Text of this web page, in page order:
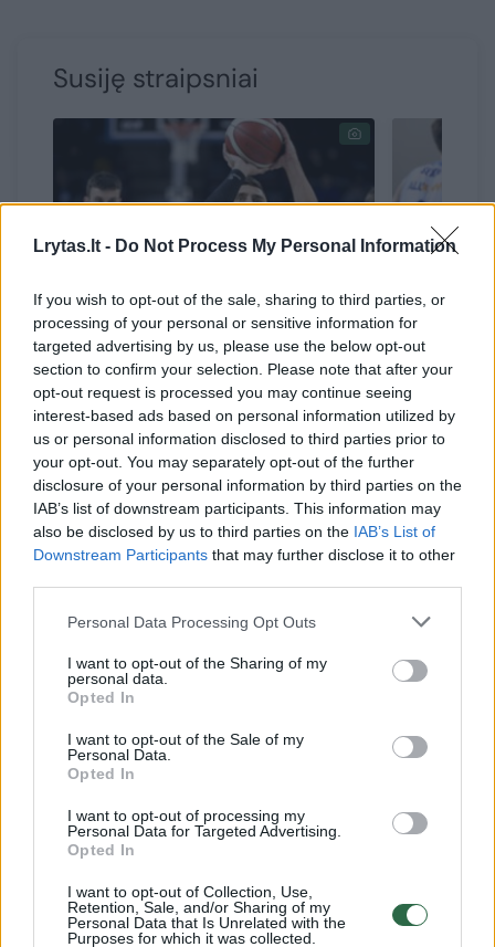
Lrytas.lt - Do Not Process My Personal Information
If you wish to opt-out of the sale, sharing to third parties, or
processing of your personal or sensitive information for
targeted advertising by us, please use the below opt-out
section to confirm your selection. Please note that after your
opt-out request is processed you may continue seeing
interest-based ads based on personal information utilized by
us or personal information disclosed to third parties prior to
your opt-out. You may separately opt-out of the further
disclosure of your personal information by third parties on the
IAB’s list of downstream participants. This information may
also be disclosed by us to third parties on the IAB’s List of
Downstream Participants that may further disclose it to other
Personal Data Processing Opt Outs
I want to opt-out of the Sharing of my
personal data.
Opted In
I want to opt-out of the Sale of my
Personal Data.
Opted In
I want to opt-out of processing my
Personal Data for Targeted Advertising.
Opted In
I want to opt-out of Collection, Use,
Retention, Sale, and/or Sharing of my
Personal Data that Is Unrelated with the
Purposes for which it was collected.
Susiję straipsniai
LKL klubų reitingas: kas buvo
geriausi, o kam sekėsi
prasčiausiai
„Jau kurį laiką stebime rinką, kadangi
matome, jog mūsų komandai reikalingas
pastovumas, agresyvumas ir
Priėmėme sprendimą, jog reikalingas
pastiprinimas gynėjų grandyje.
Viliamės greitos integracijos tiek iš Antino
pusės įsiliejant į komandą, tiek iš likusių
žaidėjų prisitaikant ir žaidžiant kartu. Iš
atvykstančio naujoko tikimės šalto proto bei
užtikrintų sprendimų asistuojant bei